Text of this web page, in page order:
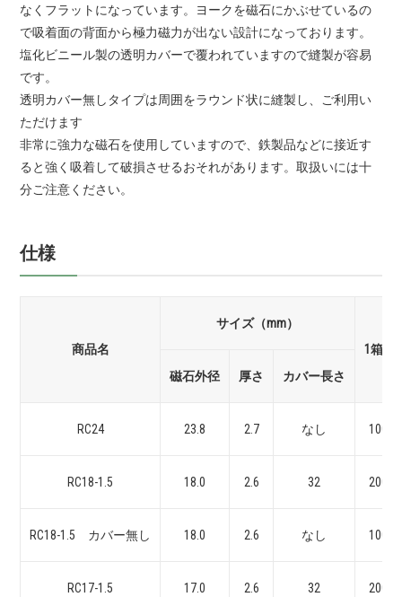
なくフラットになっています。ヨークを磁石にかぶせているの
で吸着面の背面から極力磁力が出ない設計になっております。
塩化ビニール製の透明カバーで覆われていますので縫製が容易
です。
透明カバー無しタイプは周囲をラウンド状に縫製し、ご利用い
ただけます
非常に強力な磁石を使用していますので、鉄製品などに接近す
ると強く吸着して破損させるおそれがあります。取扱いには十
分ご注意ください。
仕様
商品名
サイズ（mm）
1箱入
磁石外径
厚さ カバー長さ
RC24 23.8 2.7 なし
RC18-1.5 18.0 2.6 32
RC18-1.5 カバー無し 18.0 2.6 なし
RC17-1.5 17.0 2.6 32